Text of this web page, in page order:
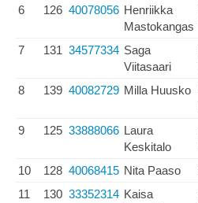
6 126 40078056 Henriikka
Mastokangas
7 131 34577334 Saga
Viitasaari
8 139 40082729 Milla Huusko
9 125 33888066 Laura
Keskitalo
10 128 40068415 Nita Paaso
11
130 33352314 Kaisa